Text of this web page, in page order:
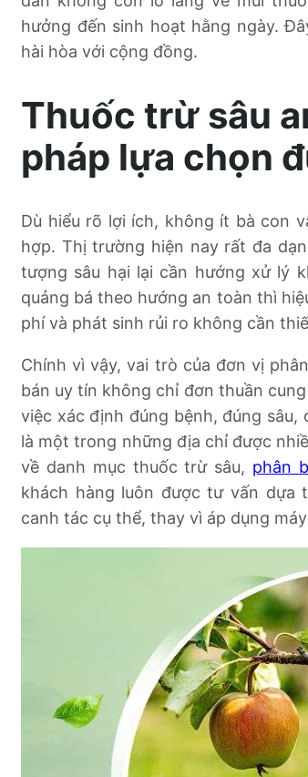
hưởng đến sinh hoạt hằng ngày.
hài hòa với cộng đồng.
Thuốc trừ sâu
pháp lựa chọn
Dù hiểu rõ lợi ích, không ít bà con
hợp. Thị trường hiện nay rất đa
tượng sâu hại lại cần hướng xử lý
quảng bá theo hướng an toàn thì
phí và phát sinh rủi ro không cần
Chính vì vậy, vai trò của đơn vị
bán uy tín không chỉ đơn thuần
việc xác định đúng bệnh, đúng
là một trong những địa chỉ được
về danh mục thuốc trừ sâu, phân
khách hàng luôn được tư vấn dựa
canh tác cụ thể, thay vì áp dụng